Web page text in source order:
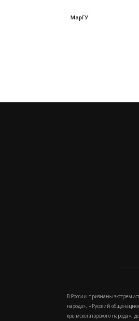
МарГУ
В России признаны
народа», «Русский
крымскотатарского